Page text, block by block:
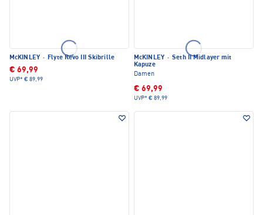
McKINLEY · Flyte Revo III Skibrille
€ 69,99
UVP* € 89,99
McKINLEY · Seth II Midlayer mit
Kapuze
Damen
€ 69,99
UVP* € 89,99